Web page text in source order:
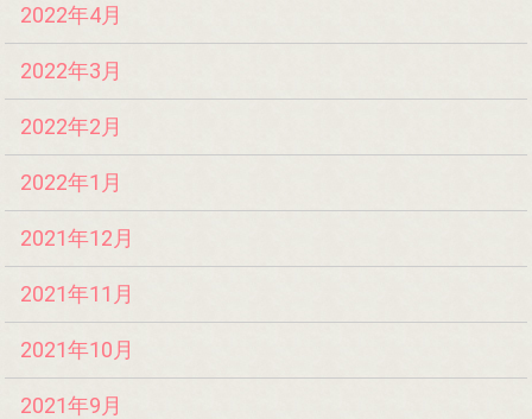
2022年4月
2022年3月
2022年2月
2022年1月
2021年12月
2021年11月
2021年10月
2021年9月